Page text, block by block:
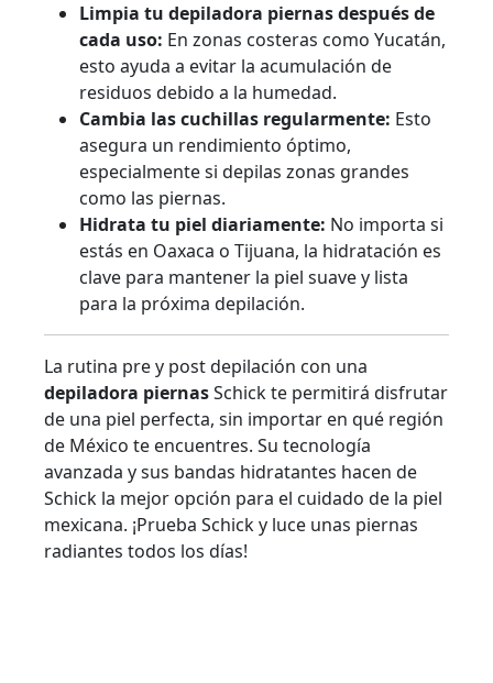
Limpia tu depiladora piernas después de
cada uso: En zonas costeras como Yucatán,
esto ayuda a evitar la acumulación de
residuos debido a la humedad.
Cambia las cuchillas regularmente: Esto
asegura un rendimiento óptimo,
especialmente si depilas zonas grandes
como las piernas.
Hidrata tu piel diariamente: No importa si
estás en Oaxaca o Tijuana, la hidratación es
clave para mantener la piel suave y lista
para la próxima depilación.
La rutina pre y post depilación con una
depiladora piernasSchick te permitirá disfrutar
de una piel perfecta, sin importar en qué región
de México te encuentres. Su tecnología
avanzada y sus bandas hidratantes hacen de
Schick la mejor opción para el cuidado de la piel
mexicana. ¡Prueba Schick y luce unas piernas
radiantes todos los días!